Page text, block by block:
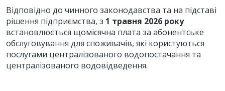
Відповідно до чинного законодавства та на підставі
рішення підприємства, з 1 травня 2026 року
встановлюється щомісячна плата за абонентське
обслуговування для споживачів, які користуються
послугами централізованого водопостачання та
централізованого водовідведення.